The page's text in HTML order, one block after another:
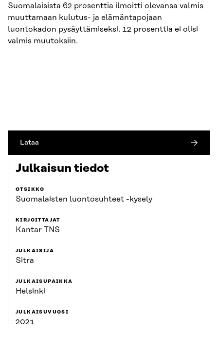
Suomalaisista 62 prosenttia ilmoitti olevansa valmis
muuttamaan kulutus- ja elämäntapojaan
luontokadon pysäyttämiseksi. 12 prosenttia ei olisi
valmis muutoksiin.
Lataa
Julkaisun tiedot
OTSIKKO
Suomalaisten luontosuhteet -kysely
KIRJOITTAJAT
Kantar TNS
JULKAISIJA
Sitra
JULKAISUPAIKKA
Helsinki
JULKAISUVUOSI
2021